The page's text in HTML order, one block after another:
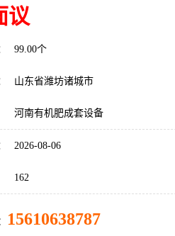
议
99.00个
山东省潍坊诸城市
河南有机肥成套设备
2026-08-06
162
15610638787